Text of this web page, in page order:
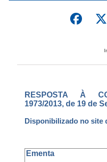
RESPOSTA À
1973/2013, de 19 de
Disponibilizado no site
Ementa